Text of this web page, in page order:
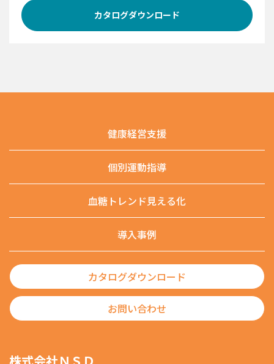
カタログダウンロード
健康経営支援
個別運動指導
血糖トレンド見える化
導入事例
カタログダウンロード
お問い合わせ
株式会社ＮＳＤ